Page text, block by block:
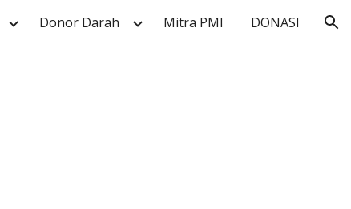
Donor Darah Mitra PMI DONASI